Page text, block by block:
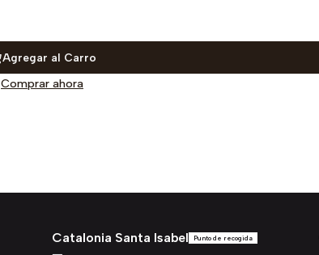
Agregar al Carro
Comprar ahora
Catalonia Santa Isabel Punto de recogida